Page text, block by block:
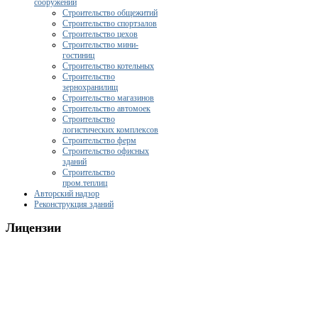
сооружений
Строительство общежитий
Строительство спортзалов
Строительство цехов
Строительство мини-
гостиниц
Строительство котельных
Строительство
зернохранилищ
Строительство магазинов
Строительство автомоек
Строительство
логистических комплексов
Строительство ферм
Строительство офисных
зданий
Строительство
пром.теплиц
Авторский надзор
Реконструкция зданий
Лицензии